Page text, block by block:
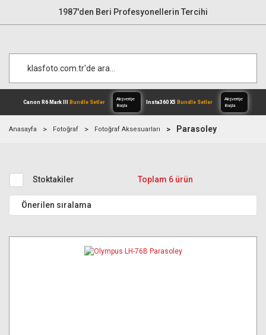
1987'den Beri Profesyonellerin Tercihi
Anasayfa Fotoğraf Fotoğraf Aksesuarları Parasoley
Stoktakiler Toplam 6 ürün